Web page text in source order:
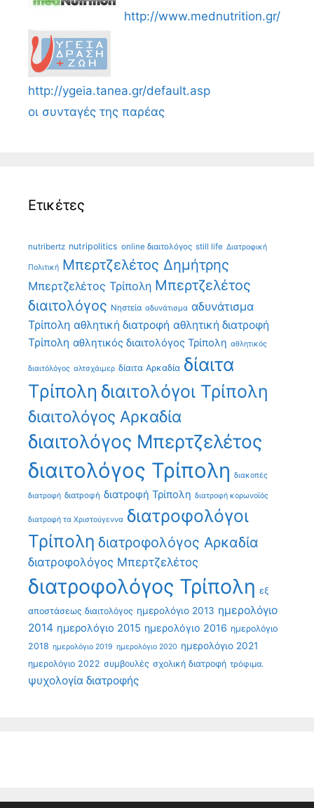
http://www.mednutrition.gr/
http://ygeia.tanea.gr/default.asp
οι συνταγές της παρέας
Ετικέτες
nutribertz nutripolitics online διαιτολόγος still life Διατροφική
Πολιτική Μπερτζελέτος Δημήτρης
Μπερτζελέτος Τρίπολη Μπερτζελέτος
διαιτολόγος Νηστεία αδυνάτισμα αδυνάτισμα
Τρίπολη αθλητική διατροφή αθλητική διατροφή
Τρίπολη αθλητικός διαιτολόγος Τρίπολη αθλητικός
διαιτόλόγος αλτσχάιμερ δίαιτα Αρκαδία δίαιτα
Τρίπολη διαιτολόγοι Τρίπολη
διαιτολόγος Αρκαδία
διαιτολόγος Μπερτζελέτος
διαιτολόγος Τρίπολη διακοπές
διατροφή διατροφή διατροφή Τρίπολη διατροφή κορωνοϊός
διατροφή τα Χριστούγεννα διατροφολόγοι
Τρίπολη διατροφολόγος Αρκαδία
διατροφολόγος Μπερτζελέτος
διατροφολόγος Τρίπολη εξ
αποστάσεως διαιτολόγος ημερολόγιο 2013 ημερολόγιο
2014 ημερολόγιο 2015 ημερολόγιο 2016 ημερολόγιο
2018 ημερολόγιο 2019 ημερολόγιο 2020 ημερολόγιο 2021
ημερολόγιο 2022 συμβουλές σχολική διατροφή τρόφιμα.
ψυχολογία διατροφής